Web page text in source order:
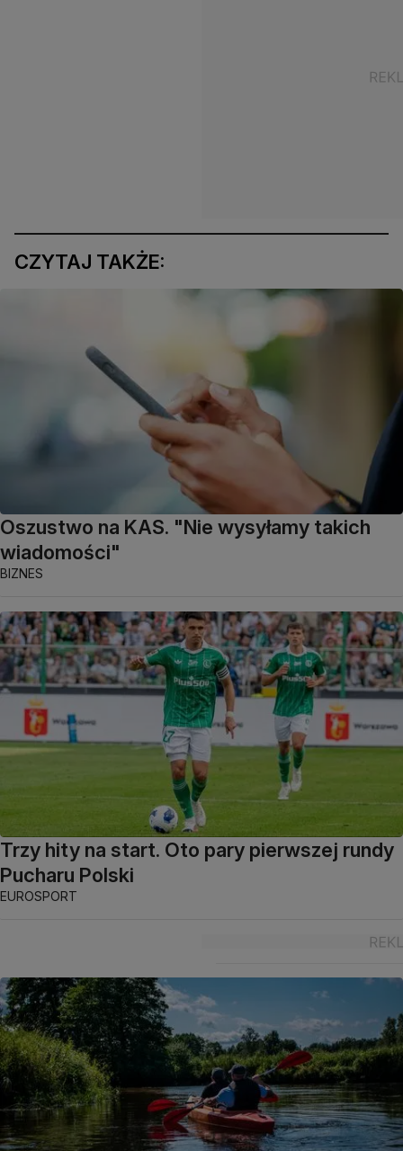
CZYTAJ TAKŻE:
Oszustwo na KAS. "Nie wysyłamy takich
wiadomości"
BIZNES
Trzy hity na start. Oto pary pierwszej rundy
Pucharu Polski
EUROSPORT